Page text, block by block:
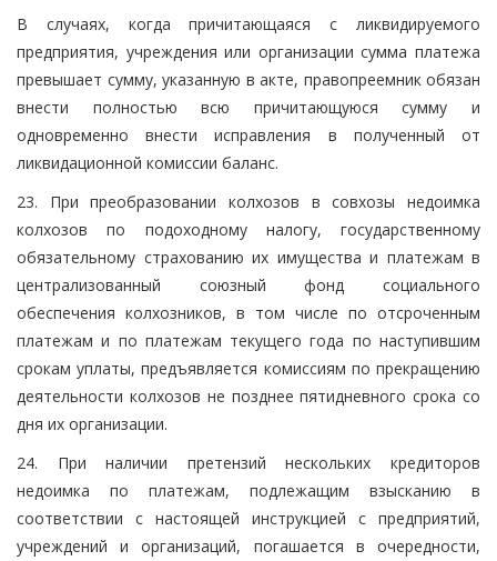
В случаях, когда причитающаяся с ликвидируемого
предприятия, учреждения или организации сумма платежа
превышает сумму, указанную в акте, правопреемник обязан
внести полностью всю причитающуюся сумму и
одновременно внести исправления в полученный от
ликвидационной комиссии баланс.
23. При преобразовании колхозов в совхозы недоимка
колхозов по подоходному налогу, государственному
обязательному страхованию их имущества и платежам в
централизованный союзный фонд социального
обеспечения колхозников, в том числе по отсроченным
платежам и по платежам текущего года по наступившим
срокам уплаты, предъявляется комиссиям по прекращению
деятельности колхозов не позднее пятидневного срока со
дня их организации.
24. При наличии претензий нескольких кредиторов
недоимка по платежам, подлежащим взысканию в
соответствии с настоящей инструкцией с предприятий,
учреждений и организаций, погашается в очередности,